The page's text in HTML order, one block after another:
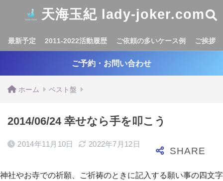
天海玉紀 lady-joker.com
最新予定 2011-2022活動履歴 ご依頼の多いケース例 ご挨拶
ご予約・お問い合わせ
ホーム ベスト盤
2014/06/24 幸せなら手を叩こう
2014年11月10日 2022年7月12日
神社やお寺での祈願、ご祈祷のときに記入する願い事の四文字